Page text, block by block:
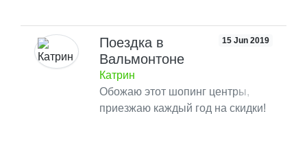
Очень комфортно и главное
быстро довозят в аутлет
Вальмонтоне, как на меня одна
из самых лучших компаний,
которой доводилось
пользоваться.
15 Jun 2019
Поездка в
Вальмонтоне
Катрин
Обожаю этот шопинг центры,
приезжаю каждый год на скидки!